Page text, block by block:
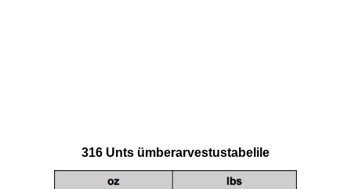
316 Unts ümberarvestustabelile